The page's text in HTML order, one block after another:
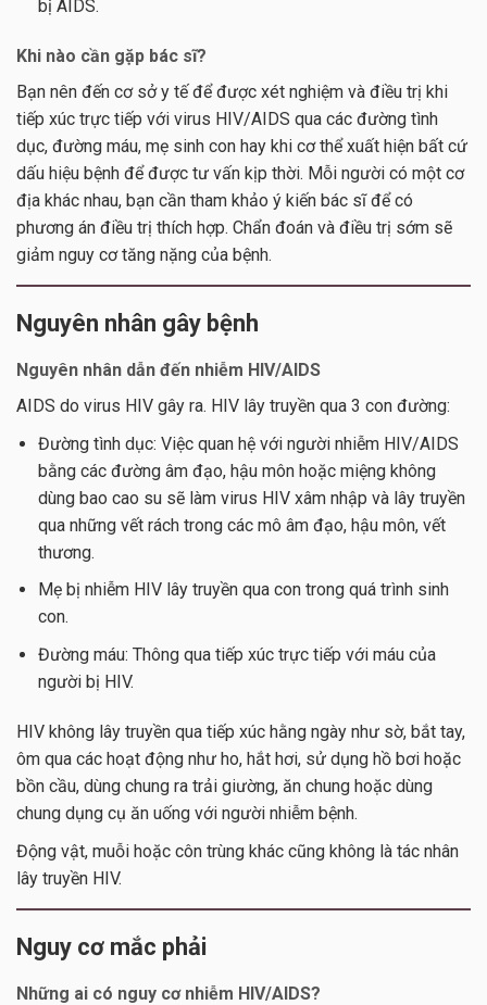
bị AIDS.
Khi nào cần gặp bác sĩ?
Bạn nên đến cơ sở y tế để được xét nghiệm và điều trị khi
tiếp xúc trực tiếp với virus HIV/AIDS qua các đường tình
dục, đường máu, mẹ sinh con hay khi cơ thể xuất hiện bất cứ
dấu hiệu bệnh để được tư vấn kịp thời. Mỗi người có một cơ
địa khác nhau, bạn cần tham khảo ý kiến bác sĩ để có
phương án điều trị thích hợp. Chẩn đoán và điều trị sớm sẽ
giảm nguy cơ tăng nặng của bệnh.
Nguyên nhân gây bệnh
Nguyên nhân dẫn đến nhiễm HIV/AIDS
AIDS do virus HIV gây ra. HIV lây truyền qua 3 con đường:
Đường tình dục: Việc quan hệ với người nhiễm HIV/AIDS
bằng các đường âm đạo, hậu môn hoặc miệng không
dùng bao cao su sẽ làm virus HIV xâm nhập và lây truyền
qua những vết rách trong các mô âm đạo, hậu môn, vết
thương.
Mẹ bị nhiễm HIV lây truyền qua con trong quá trình sinh
con.
Đường máu: Thông qua tiếp xúc trực tiếp với máu của
người bị HIV.
HIV không lây truyền qua tiếp xúc hằng ngày như sờ, bắt tay,
ôm qua các hoạt động như ho, hắt hơi, sử dụng hồ bơi hoặc
bồn cầu, dùng chung ra trải giường, ăn chung hoặc dùng
chung dụng cụ ăn uống với người nhiễm bệnh.
Động vật, muỗi hoặc côn trùng khác cũng không là tác nhân
lây truyền HIV.
Nguy cơ mắc phải
Những ai có nguy cơ nhiễm HIV/AIDS?